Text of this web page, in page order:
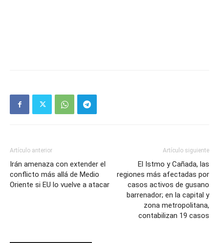
Artículo anterior
Irán amenaza con extender el
conflicto más allá de Medio
Oriente si EU lo vuelve a atacar
Artículo siguiente
El Istmo y Cañada, las
regiones más afectadas por
casos activos de gusano
barrenador; en la capital y
zona metropolitana,
contabilizan 19 casos